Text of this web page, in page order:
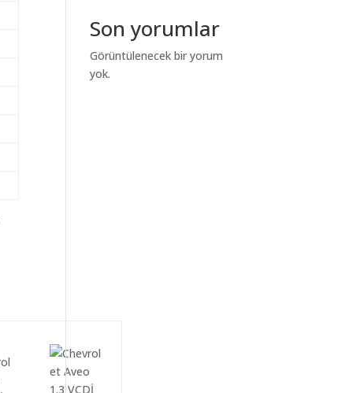
Son yorumlar
Görüntülenecek bir yorum
yok.